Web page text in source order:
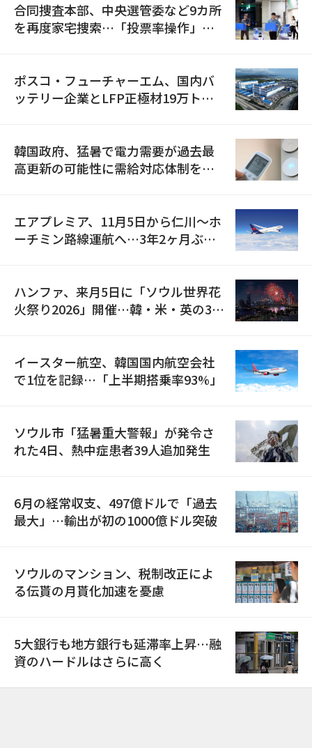
合同捜査本部、中央選管委など9カ所
を再度家宅捜索…「投票率操作」の
ポスコ・フューチャーエム、国内バ
ッテリー企業とLFP正極材19万トン
韓国政府、猛暑で電力需要が過去最
高更新の可能性に需給対応体制を点
エアプレミア、11月5日から仁川〜ホ
ーチミン路線運航へ…3年2ヶ月ぶり
ハンファ、来月5日に「ソウル世界花
火祭り2026」開催…韓・米・英の3カ
イースター航空、韓国国内航空会社
で1位を記録…「上半期搭乗率93%」
ソウル市「猛暑重大警報」が発令さ
れた4日、熱中症患者39人追加発生
6月の経常収支、497億ドルで「過去
最大」…輸出が初の1000億ドル突破
ソウルのマンション、税制改正によ
る伝貰の月貰化加速を憂慮
5大銀行も地方銀行も延滞率上昇…融
資のハードルはさらに高く